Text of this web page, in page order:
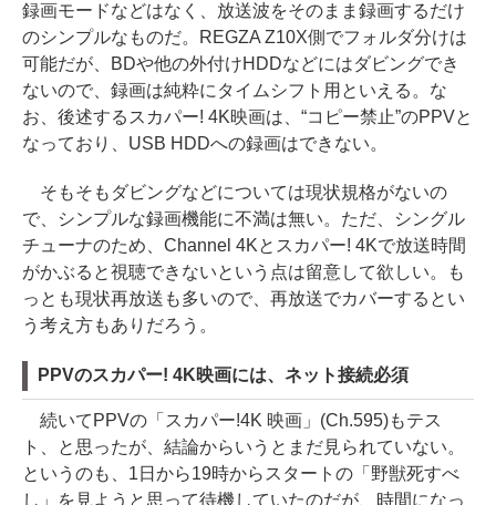
録画モードなどはなく、放送波をそのまま録画するだけ
のシンプルなものだ。REGZA Z10X側でフォルダ分けは
可能だが、BDや他の外付けHDDなどにはダビングでき
ないので、録画は純粋にタイムシフト用といえる。な
お、後述するスカパー! 4K映画は、“コピー禁止”のPPVと
なっており、USB HDDへの録画はできない。
そもそもダビングなどについては現状規格がないの
で、シンプルな録画機能に不満は無い。ただ、シングル
チューナのため、Channel 4Kとスカパー! 4Kで放送時間
がかぶると視聴できないという点は留意して欲しい。も
っとも現状再放送も多いので、再放送でカバーするとい
う考え方もありだろう。
PPVのスカパー! 4K映画には、ネット接続必須
続いてPPVの「スカパー!4K 映画」(Ch.595)もテス
ト、と思ったが、結論からいうとまだ見られていない。
というのも、1日から19時からスタートの「野獣死すべ
し」を見ようと思って待機していたのだが、時間になっ